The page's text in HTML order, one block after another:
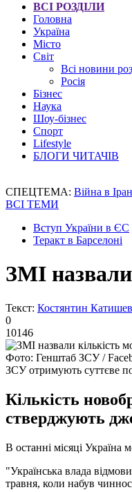
ВСІ РОЗДІЛИ
Головна
Україна
Місто
Світ
Всі новини
Росія
Бізнес
Наука
Шоу-бізнес
Спорт
Lifestyle
БЛОГИ ЧИТАЧІВ
СПЕЦТЕМА: Війна в
ВСІ ТЕМИ
Вступ України в ЄС
Теракт в Барселоні
ЗМІ назвали
Текст: Костянтин Катишев
0
10146
Фото: Генштаб ЗСУ /
ЗСУ отримують суттєве
Кількість
стверджують
В останні місяці Україна
"Українська влада
травня, коли набув